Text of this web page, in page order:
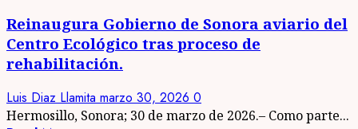
Reinaugura Gobierno de Sonora aviario del
Centro Ecológico tras proceso de
rehabilitación.
Luis Diaz Llamita marzo 30, 2026 0
Hermosillo, Sonora; 30 de marzo de 2026.– Como parte...